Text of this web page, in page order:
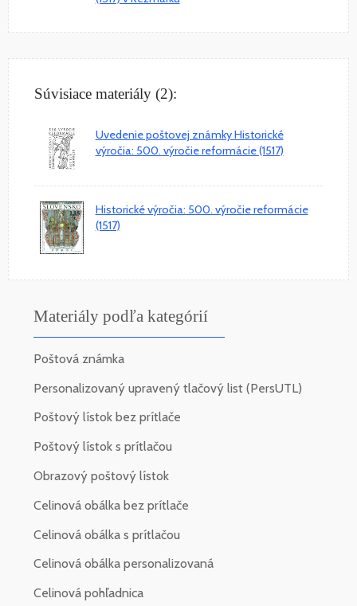
Súvisiace materiály (2):
Uvedenie poštovej známky Historické
výročia: 500. výročie reformácie (1517)
Historické výročia: 500. výročie reformácie
(1517)
Materiály podľa kategórií
Poštová známka
Personalizovaný upravený tlačový list (PersUTL)
Poštový lístok bez prítlače
Poštový lístok s prítlačou
Obrazový poštový lístok
Celinová obálka bez prítlače
Celinová obálka s prítlačou
Celinová obálka personalizovaná
Celinová pohľadnica